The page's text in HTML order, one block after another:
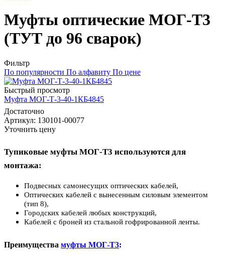
Муфты оптические МОГ-Т3
(ТУТ до 96 сварок)
Фильтр
По популярности По алфавиту По цене
Быстрый просмотр
Муфта МОГ-Т-3-40-1КБ4845
Достаточно
Артикул: 130101-00077
Уточнить цену
Тупиковые муфты МОГ-Т3 используются для
монтажа:
Подвесных самонесущих оптических кабелей,
Оптических кабелей с вынесенным силовым элементом
(тип 8),
Городских кабелей любых конструкций,
Кабелей с броней из стальной гофрированной ленты.
Преимущества муфты МОГ-Т3: